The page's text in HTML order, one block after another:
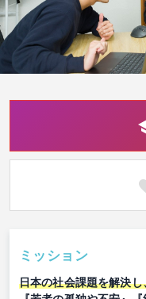
ミッション
日本の社会課題を解決